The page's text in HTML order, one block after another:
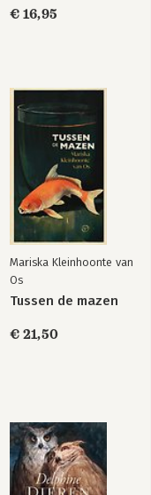
€ 16,95
Mariska Kleinhoonte van
Os
Tussen de mazen
€ 21,50